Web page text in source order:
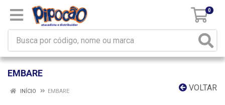
0
EMBARE
VOLTAR
INÍCIO EMBARE